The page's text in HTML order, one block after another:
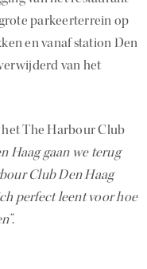
parkeerterrein op
en vanaf station Den
van het
The Harbour Club
Haag gaan we terug
Club Den Haag
perfect leent voor hoe
.